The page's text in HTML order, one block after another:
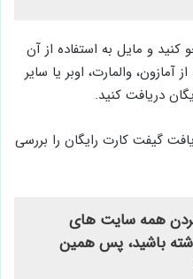
کنید و مایل به استفاده از آن
والمارت، اوبر یا سایر
دریافت کنید.
برای دریافت گیفت کارت رایگان را بررسی
کردن همه سایت های
باشید، پس همین